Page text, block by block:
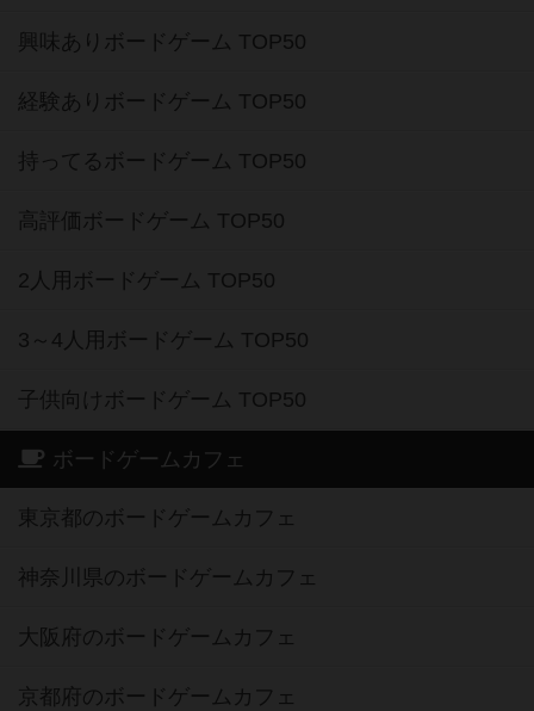
興味ありボードゲーム TOP50
経験ありボードゲーム TOP50
持ってるボードゲーム TOP50
高評価ボードゲーム TOP50
2人用ボードゲーム TOP50
3～4人用ボードゲーム TOP50
子供向けボードゲーム TOP50
ボードゲームカフェ
東京都のボードゲームカフェ
神奈川県のボードゲームカフェ
大阪府のボードゲームカフェ
京都府のボードゲームカフェ